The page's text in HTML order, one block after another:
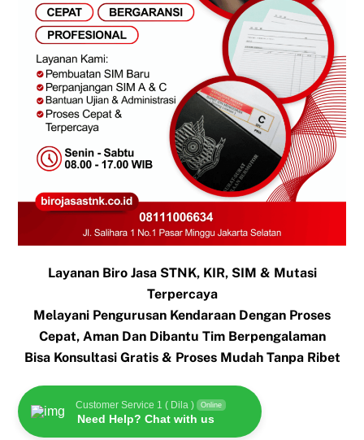
Layanan Biro Jasa STNK, KIR, SIM & Mutasi
Terpercaya
Melayani Pengurusan Kendaraan Dengan Proses
Cepat, Aman Dan Dibantu Tim Berpengalaman
Bisa Konsultasi Gratis & Proses Mudah Tanpa Ribet
Customer Service 1 ( Dila ) Online
Need Help? Chat with us